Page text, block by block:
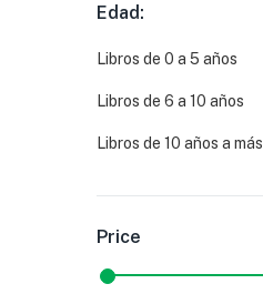
Edad:
Libros de 0 a 5 años
Libros de 6 a 10 años
Libros de 10 años a más
Price